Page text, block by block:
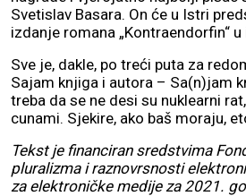
Svetislav Basara. On će u Istri
izdanje romana „Kontraendorfin“ u
Sve je, dakle, po treći puta za
Sajam knjiga i autora – Sa(n)jam
treba da se ne desi su nuklearni
cunami. Sjekire, ako baš moraju,
Tekst je financiran sredstvima
pluralizma i raznovrsnosti
za elektroničke medije za 2021.